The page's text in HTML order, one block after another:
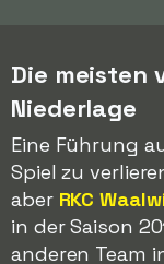
Die meisten
Niederlage
Eine Führung
Spiel zu
aber RKC
in der Saison
anderen Team